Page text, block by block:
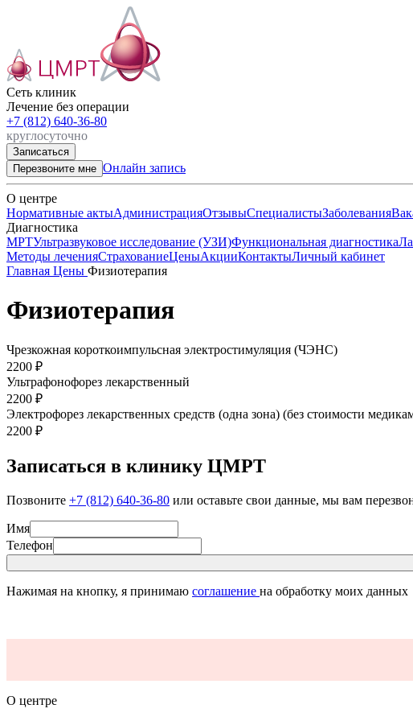
Сеть клиник
Лечение без операции
+7 (812) 640-36-80
круглосуточно
Записаться
Перезвоните мне Онлайн запись
О центре
Нормативные актыАдминистрацияОтзывыСпециалистыЗаболевания
Диагностика
МРТУльтразвуковое исследование (УЗИ)Функциональная диагностика
Методы леченияСтрахованиеЦеныАкцииКонтактыЛичный кабинет
Главная Цены Физиотерапия
Физиотерапия
Чрезкожная короткоимпульсная электростимуляция (ЧЭНС)
2200 ₽
Ультрафонофорез лекарственный
2200 ₽
Электрофорез лекарственных средств (одна зона) (без стоимости
2200 ₽
Записаться в клинику ЦМРТ
Позвоните +7 (812) 640-36-80 или оставьте свои данные, мы вам
Имя
Телефон
Нажимая на кнопку, я принимаю соглашение на обработку моих данных
О центре